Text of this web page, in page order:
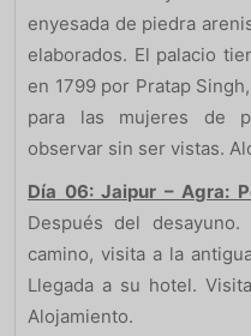
enyesada de piedra
elaborados. El palacio
en 1799 por Pratap
para las mujeres de
observar sin ser vistas.
Día 06: Jaipur – Agra:
Después del
camino, visita a la
Llegada a su hotel.
Alojamiento.